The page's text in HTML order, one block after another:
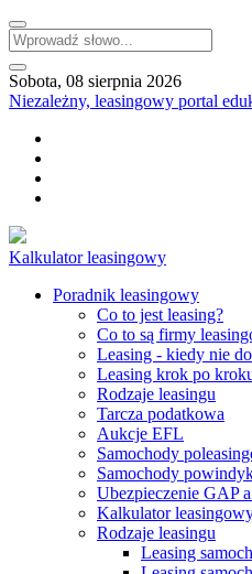
Sobota, 08 sierpnia 2026
Niezależny, leasingowy portal
Kalkulator leasingowy
Poradnik leasingowy
Co to jest leasing?
Co to są firmy
Leasing - kiedy nie
Leasing krok po
Rodzaje leasingu
Tarcza podatkowa
Aukcje EFL
Samochody
Samochody
Ubezpieczenie GAP
Kalkulator
Rodzaje leasingu
Leasing